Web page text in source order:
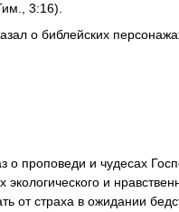
3:16).
о библейских
проповеди и чудесах
и
от страха в ожидании